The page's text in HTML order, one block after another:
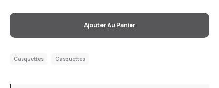
Ajouter Au Panier
Casquettes Casquettes